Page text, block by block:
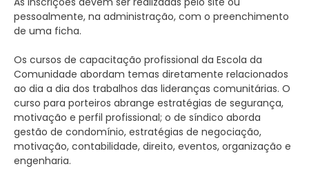
pessoalmente, na administração, com o preenchimento
de uma ficha.
Os cursos de capacitação profissional da Escola da
Comunidade abordam temas diretamente relacionados
ao dia a dia dos trabalhos das lideranças comunitárias. O
curso para porteiros abrange estratégias de segurança,
motivação e perfil profissional; o de síndico aborda
gestão de condomínio, estratégias de negociação,
motivação, contabilidade, direito, eventos, organização e
engenharia.